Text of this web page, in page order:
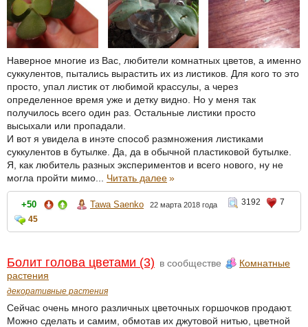
Наверное многие из Вас, любители комнатных цветов, а именно
суккулентов, пытались вырастить их из листиков. Для кого то это
просто, упал листик от любимой крассулы, а через
определенное время уже и детку видно. Но у меня так
получилось всего один раз. Остальные листики просто
высыхали или пропадали.
И вот я увидела в инэте способ размножения листиками
суккулентов в бутылке. Да, да в обычной пластиковой бутылке.
Я, как любитель разных экспериментов и всего нового, ну не
могла пройти мимо... Читать далее»
+50 Tawa Saenko 22 марта 2018 года 3192
7
45
Болит голова цветами (3) в сообществе
Комнатные
растения
декоративные растения
Сейчас очень много различных цветочных горшочков продают.
Можно сделать и самим, обмотав их джутовой нитью, цветной